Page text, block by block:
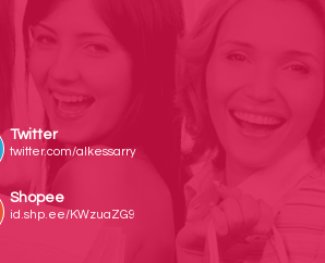
Twitter
twitter.com/alkessarry
Shopee
id.shp.ee/KWzuaZG9